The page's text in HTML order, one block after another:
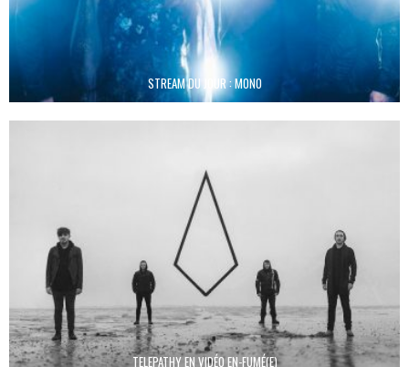
STREAM DU JOUR : MONO
TELEPATHY EN VIDÉO EN-FUMÉ(E)